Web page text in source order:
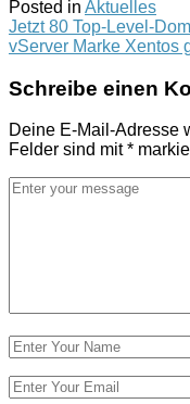
Posted in Aktuelles
Post
navigation
Jetzt 80 Top-Level-
vServer Marke Xentos
Schreibe einen
Deine E-Mail-Adresse
Felder sind mit*
Kommentar
Name
*
E-